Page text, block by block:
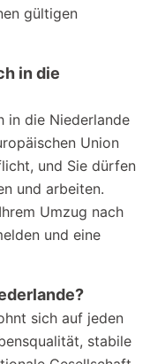
gültigen
in die
in die Niederlande
Union
und Sie dürfen
und arbeiten.
Umzug nach
und eine
sich auf jeden
stabile